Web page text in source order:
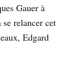
Gauer à
relancer cet
Edgard